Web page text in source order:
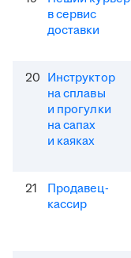
в сервис
доставки
20 Инструктор
на сплавы
и прогулки
на сапах
и каяках
21
Продавец-
кассир